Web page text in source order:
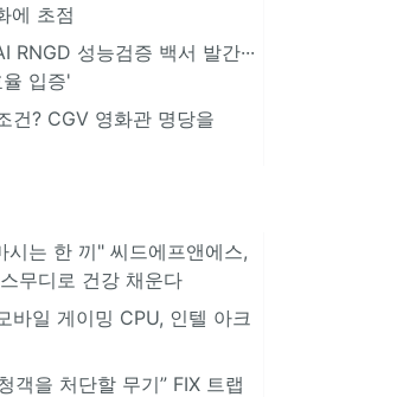
에 초점
RNGD 성능검증 백서 발간···
입증'
건? CGV 영화관 명당을
시는 한 끼" 씨드에프앤에스,
무디로 건강 채운다
바일 게이밍 CPU, 인텔 아크
객을 처단할 무기” FIX 트랩